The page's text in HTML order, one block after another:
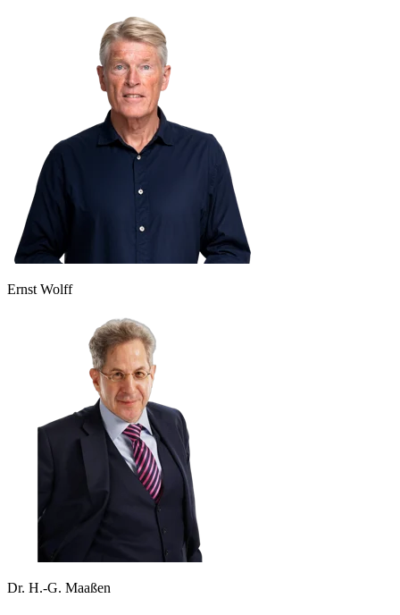
Ernst Wolff
Dr. H.-G. Maaßen